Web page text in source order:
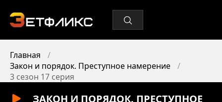
Главная
Закон и порядок. Преступное намерение
3 сезон 17 серия
ЗАКОН И ПОРЯДОК. ПРЕСТУПНОЕ